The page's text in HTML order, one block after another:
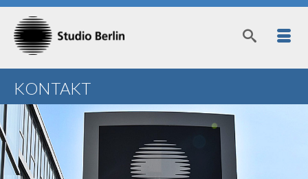
KONTAKT